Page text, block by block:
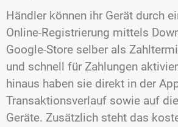
Händler können ihr Gerät durch
Online-Registrierung mittels
Google-Store selber als
und schnell für Zahlungen
hinaus haben sie direkt in der
Transaktionsverlauf sowie auf
Geräte. Zusätzlich steht das